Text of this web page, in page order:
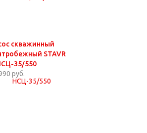
скважинный
STAVR
35/550
руб.